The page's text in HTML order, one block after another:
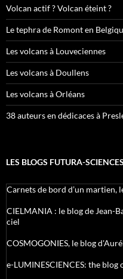
Volcan actif ? Volcan éteint ?
Le tephra de Romont en
Les volcans à Louveciennes
Les volcans à Doullens
Les volcans à Orléans
38 auteurs en dédicaces à
LES BLOGS FUTURA-SCIENCES
Carnets de bord d’un martien,
CIELMANIA : le blog de Jean-
ciel
COSMOGONIES, le blog
e-LUMINESCIENCES: the